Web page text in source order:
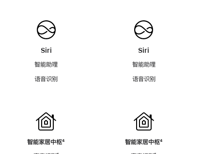
Siri
智能助理
语音识别
智能家居中枢脚
⁴
Siri
智能助理
语音识别
智能家居中枢脚
⁴